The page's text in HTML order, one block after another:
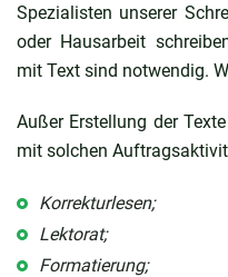
Spezialisten unserer
oder Hausarbeit
mit Text sind notwendig.
Außer Erstellung der
mit solchen
Korrekturlesen;
Lektorat;
Formatierung;